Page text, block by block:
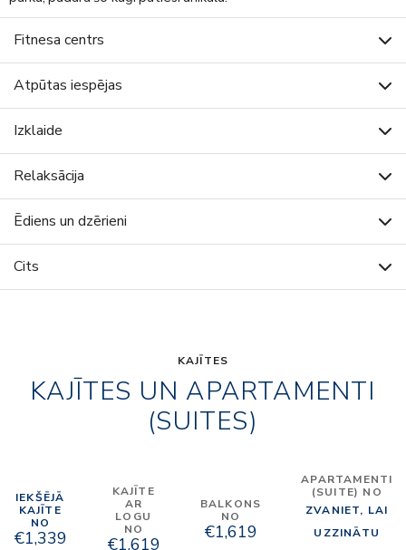
Fitnesa centrs
Atpūtas iespējas
Izklaide
Relaksācija
Ēdiens un dzērieni
Cits
KAJĪTES
KAJĪTES UN APARTAMENTI
(SUITES)
IEKŠĒJĀ
KAJĪTE
NO
€1,339
KAJĪTE
AR
LOGU
NO
€1,619
BALKONS
NO
€1,619
APARTAMENTI
(SUITE) NO
ZVANIET, LAI
UZZINĀTU